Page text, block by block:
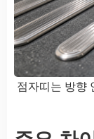
점자띠는 방향